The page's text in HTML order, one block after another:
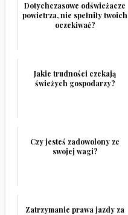
Dotychczasowe odświeżacze
powietrza, nie spełniły twoich
oczekiwać?
Jakie trudności czekają
świeżych gospodarzy?
Czy jesteś zadowolony ze
swojej wagi?
Zatrzymanie prawa jazdy za